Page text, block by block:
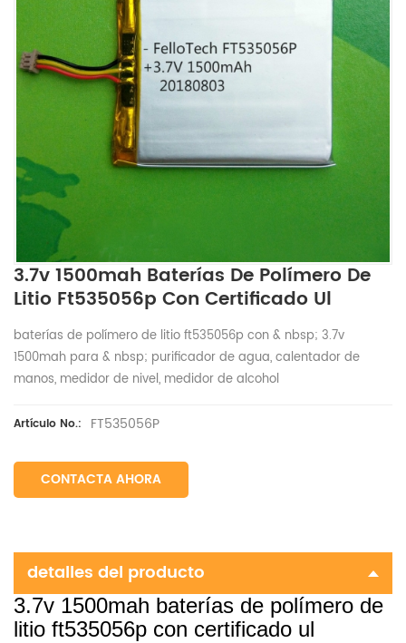
3.7v 1500mah Baterías De Polímero De
Litio Ft535056p Con Certificado Ul
baterías de polímero de litio ft535056p con & nbsp; 3.7v
1500mah para & nbsp; purificador de agua, calentador de
manos, medidor de nivel, medidor de alcohol
Artículo No.: FT535056P
CONTACTA AHORA
detalles del producto
3.7v 1500mah baterías de polímero de
litio ft535056p con certificado ul